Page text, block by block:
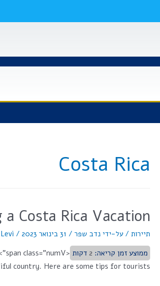
Costa Rica
Costa Rica Vacation
תיירות / על-ידי נדב שפר / 31 בינואר 2023 /
ממוצע זמן קריאה: 2 דקות
country. Here are some tips for tourists: …